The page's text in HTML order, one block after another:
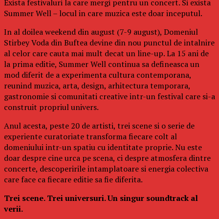
Exista festivaluri la care mergi pentru un concert. Si exista
Summer Well – locul in care muzica este doar inceputul.
In al doilea weekend din august (7-9 august), Domeniul
Stirbey Voda din Buftea devine din nou punctul de intalnire
al celor care cauta mai mult decat un line-up. La 15 ani de
la prima editie, Summer Well continua sa defineasca un
mod diferit de a experimenta cultura contemporana,
reunind muzica, arta, design, arhitectura temporara,
gastronomie si comunitati creative intr-un festival care si-a
construit propriul univers.
Anul acesta, peste 20 de artisti, trei scene si o serie de
experiente curatoriate transforma fiecare colt al
domeniului intr-un spatiu cu identitate proprie. Nu este
doar despre cine urca pe scena, ci despre atmosfera dintre
concerte, descoperirile intamplatoare si energia colectiva
care face ca fiecare editie sa fie diferita.
Trei scene. Trei universuri. Un singur soundtrack al
verii.